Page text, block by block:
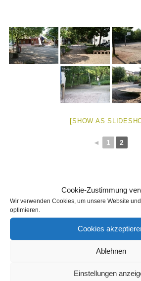
Cookie-Zustimmung
Wir verwenden Cookies, um unsere Website
optimieren.
Cookies
Ablehnen
Einstellungen
[SHOW AS
◄ 1 2
THEMA